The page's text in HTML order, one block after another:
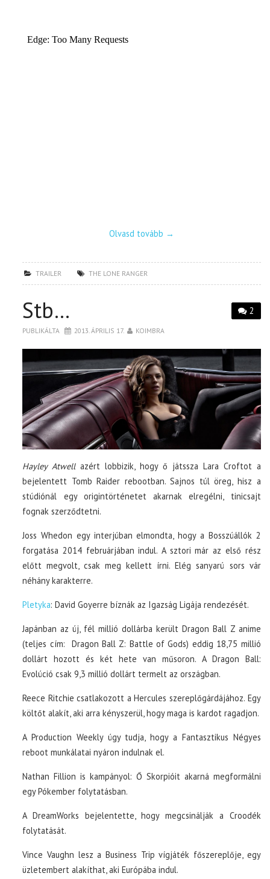
Olvasd tovább →
TRAILER THE LONE RANGER
2
Stb…
PUBLIKÁLTA 2013. ÁPRILIS 17. KOIMBRA
Hayley Atwellazért lobbizik, hogy ő játssza Lara Croftot a
bejelentett Tomb Raider rebootban. Sajnos túl öreg, hisz a
stúdiónál egy origintörténetet akarnak elregélni, tinicsajt
fognak szerződtetni.
Joss Whedon egy interjúban elmondta, hogy a Bosszúállók 2
forgatása 2014 februárjában indul. A sztori már az első rész
előtt megvolt, csak meg kellett írni. Elég sanyarú sors vár
néhány karakterre.
Pletyka: David Goyerre bíznák az Igazság Ligája rendezését.
Japánban az új, fél millió dollárba került Dragon Ball Z anime
(teljes cím: Dragon Ball Z: Battle of Gods) eddig 18,75 millió
dollárt hozott és két hete van műsoron. A Dragon Ball:
Evolúció csak 9,3 millió dollárt termelt az országban.
Reece Ritchie csatlakozott a Hercules szereplőgárdájához. Egy
költőt alakít, aki arra kényszerül, hogy maga is kardot ragadjon.
A Production Weekly úgy tudja, hogy a Fantasztikus Négyes
reboot munkálatai nyáron indulnak el.
Nathan Fillion is kampányol: Ő Skorpióit akarná megformálni
egy Pókember folytatásban.
A DreamWorks bejelentette, hogy megcsinálják a Croodék
folytatását.
Vince Vaughn lesz a Business Trip vígjáték főszereplője, egy
üzletembert alakíthat, aki Európába indul.